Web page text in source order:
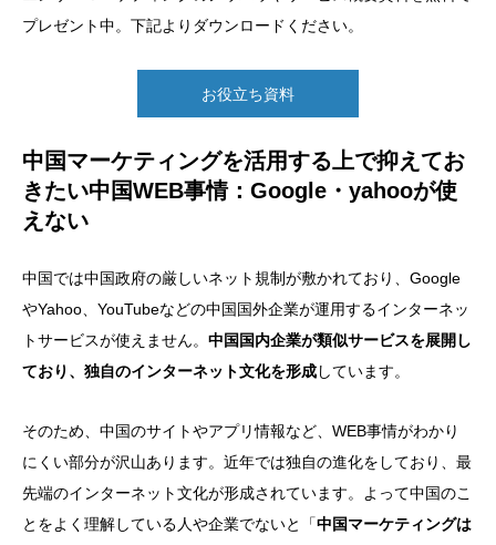
プレゼント中。下記よりダウンロードください。
お役立ち資料
中国マーケティングを活用する上で抑えてお
きたい中国WEB事情：Google・yahooが使
えない
中国では中国政府の厳しいネット規制が敷かれており、Google
やYahoo、YouTubeなどの中国国外企業が運用するインターネッ
トサービスが使えません。 中国国内企業が類似サービスを展開し
ており、独自のインターネット文化を形成しています。
そのため、中国のサイトやアプリ情報など、WEB事情がわかり
にくい部分が沢山あります。近年では独自の進化をしており、最
先端のインターネット文化が形成されています。よって中国のこ
とをよく理解している人や企業でないと「中国マーケティングは